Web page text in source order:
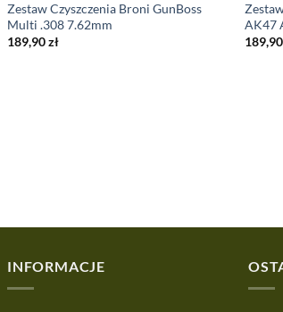
Zestaw Czyszczenia Broni GunBoss
Multi .308 7.62mm
189,90zł
AK47
INFORMACJE